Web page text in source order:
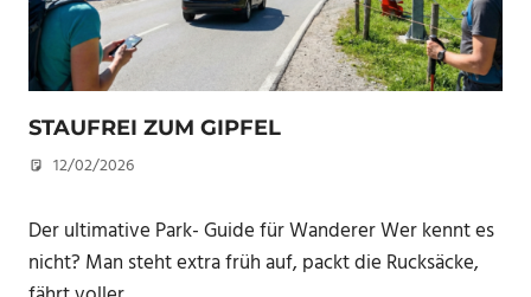
STAUFREI ZUM GIPFEL
12/02/2026
Der ultimative Park- Guide für Wanderer Wer kennt es
nicht? Man steht extra früh auf, packt die Rucksäcke,